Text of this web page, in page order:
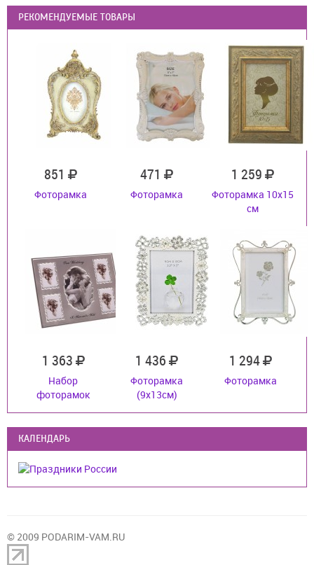
РЕКОМЕНДУЕМЫЕ ТОВАРЫ
851
Фоторамка
471
Фоторамка
1 259
Фоторамка 10х15
см
1 363
Набор
фоторамок
1 436
Фоторамка
(9x13см)
1 294
Фоторамка
КАЛЕНДАРЬ
© 2009 PODARIM-VAM.RU